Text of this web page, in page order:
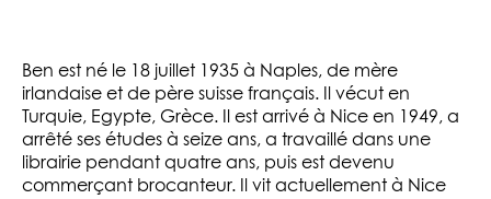
Ben est né le 18 juillet 1935 à Naples, de mère
irlandaise et de père suisse français. Il vécut en
Turquie, Egypte, Grèce. Il est arrivé à Nice en 1949, a
arrêté ses études à seize ans, a travaillé dans une
librairie pendant quatre ans, puis est devenu
commerçant brocanteur. Il vit actuellement à Nice